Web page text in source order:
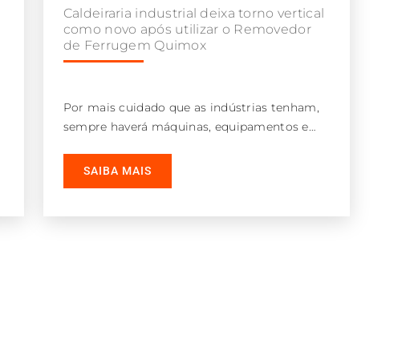
Caldeiraria industrial deixa torno vertical
como novo após utilizar o Removedor
de Ferrugem Quimox
Por mais cuidado que as indústrias tenham,
sempre haverá máquinas, equipamentos e
oxidação, corrosão e
SAIBA MAIS